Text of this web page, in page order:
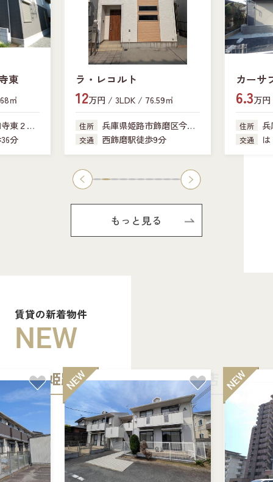
東
㎡
東２丁
分
ラ・レコルト
12万円 / 3LDK / 76.59㎡
住所 兵庫県姫路市飾磨区今在
家
交通 西飾磨駅徒歩9分
カーサ
6.3万
住所
341-18
交通
もっと見る
賃貸の新着物件
NEW
姫路中央店 加古川店